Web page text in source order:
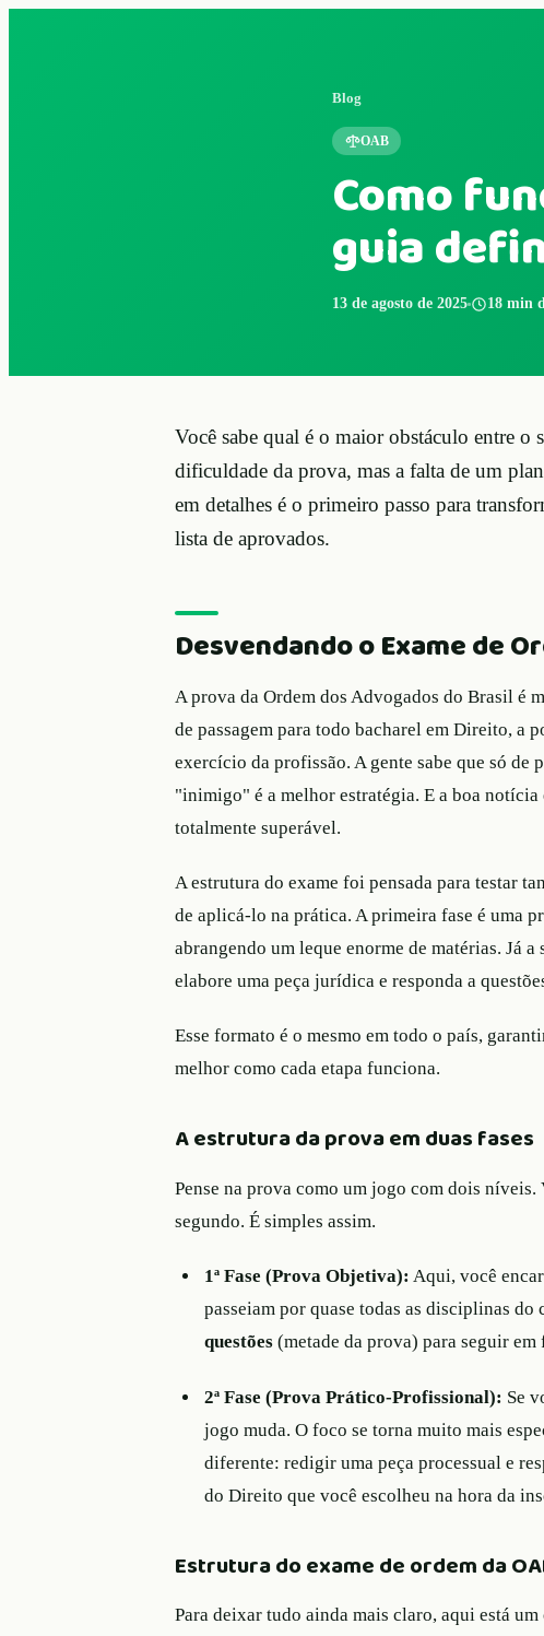
Blog
OAB
Como
guia
13 de agosto de 2025 18 min
Você sabe qual é o maior obstáculo entre
dificuldade da prova, mas a falta de um
em detalhes é o primeiro passo para
lista de aprovados.
Desvendando o Exame de
A prova da Ordem dos Advogados do Brasil é
de passagem para todo bacharel em Direito, a
exercício da profissão. A gente sabe que só de
"inimigo" é a melhor estratégia. E a boa notícia
totalmente superável.
A estrutura do exame foi pensada para testar
de aplicá-lo na prática. A primeira fase é uma
abrangendo um leque enorme de matérias. Já
elabore uma peça jurídica e responda a
Esse formato é o mesmo em todo o país,
melhor como cada etapa funciona.
A estrutura da prova em duas fases
Pense na prova como um jogo com dois
segundo. É simples assim.
1ª Fase (Prova Objetiva): Aqui, você
passeiam por quase todas as disciplinas
questões (metade da prova) para seguir
2ª Fase (Prova Prático-Profissional): Se
jogo muda. O foco se torna muito mais
diferente: redigir uma peça processual e
do Direito que você escolheu na hora da
Estrutura do exame de ordem da
Para deixar tudo ainda mais claro, aqui está